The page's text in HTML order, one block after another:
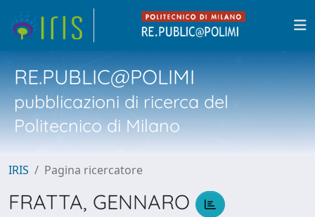
RE.PUBLIC@POLIMI
pubblicazioni di ricerca del
Politecnico di Milano
IRIS Pagina ricercatore
FRATTA, GENNARO